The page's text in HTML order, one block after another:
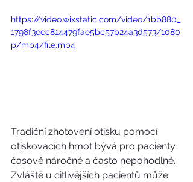
https://video.wixstatic.com/video/1bb880_
1798f3ecc814479fae5bc57b24a3d573/1080
p/mp4/file.mp4
Tradiční zhotovení otisku pomocí
otiskovacích hmot bývá pro pacienty
časově náročné a často nepohodlné.
Zvláště u citlivějších pacientů může